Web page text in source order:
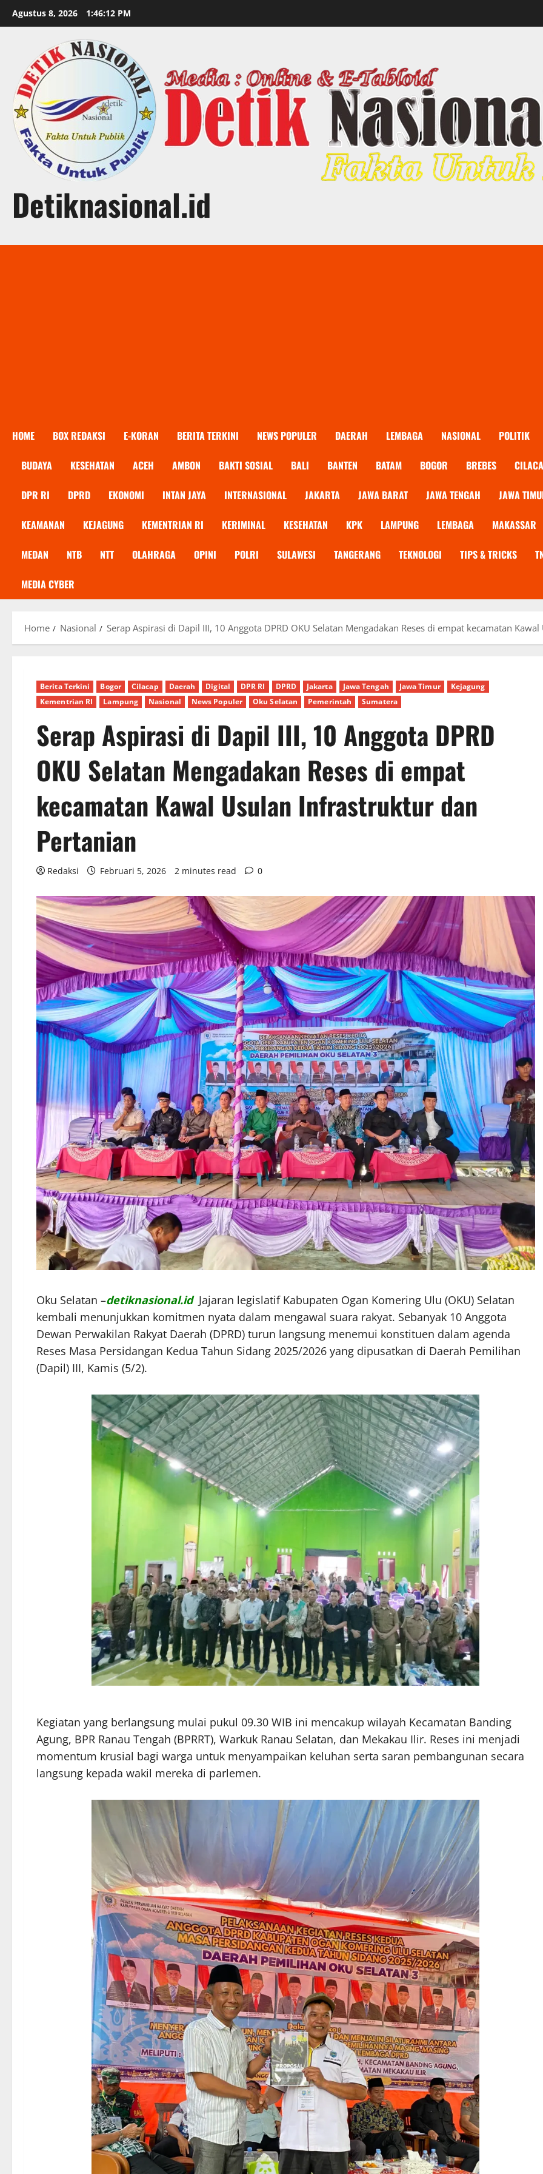
Agustus 8, 2026 1:46:14 PM
Detiknasional.id
HOME BOX REDAKSI E-KORAN BERITA TERKINI NEWS POPULER DAERAH LEMBAGA NASIONAL POLITIK
BUDAYA KESEHATAN ACEH AMBON BAKTI SOSIAL BALI BANTEN BATAM BOGOR BREBES
DPR RI DPRD EKONOMI INTAN JAYA INTERNASIONAL JAKARTA JAWA BARAT JAWA TENGAH JAWA
KEAMANAN KEJAGUNG KEMENTRIAN RI KERIMINAL KESEHATAN KPK LAMPUNG LEMBAGA MAKASSAR
MEDAN NTB NTT OLAHRAGA OPINI POLRI SULAWESI TANGERANG TEKNOLOGI TIPS & TRICKS
MEDIA CYBER
Home Nasional Serap Aspirasi di Dapil III, 10 Anggota DPRD OKU Selatan Mengadakan Reses di empat kecamatan
Berita Terkini Bogor Cilacap Daerah Digital DPR RI DPRD Jakarta Jawa Tengah Jawa Timur
Kejagung
Kementrian RI
Lampung Nasional News Populer Oku Selatan Pemerintah Sumatera
Serap Aspirasi di Dapil III, 10 Anggota DPRD
OKU Selatan Mengadakan Reses di empat
kecamatan Kawal Usulan Infrastruktur dan
Pertanian
Redaksi Februari 5, 2026 2 minutes read 0
​Oku Selatan –detiknasional.id Jajaran legislatif Kabupaten Ogan Komering Ulu (OKU) Selatan
kembali menunjukkan komitmen nyata dalam mengawal suara rakyat. Sebanyak 10 Anggota
Dewan Perwakilan Rakyat Daerah (DPRD) turun langsung menemui konstituen dalam agenda
Reses Masa Persidangan Kedua Tahun Sidang 2025/2026 yang dipusatkan di Daerah Pemilihan
(Dapil) III, Kamis (5/2).
​Kegiatan yang berlangsung mulai pukul 09.30 WIB ini mencakup wilayah Kecamatan Banding
Agung, BPR Ranau Tengah (BPRRT), Warkuk Ranau Selatan, dan Mekakau Ilir. Reses ini menjadi
momentum krusial bagi warga untuk menyampaikan keluhan serta saran pembangunan secara
langsung kepada wakil mereka di parlemen.